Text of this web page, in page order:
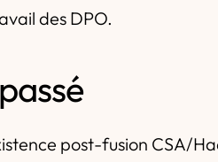
des DPO.
post-fusion CSA/